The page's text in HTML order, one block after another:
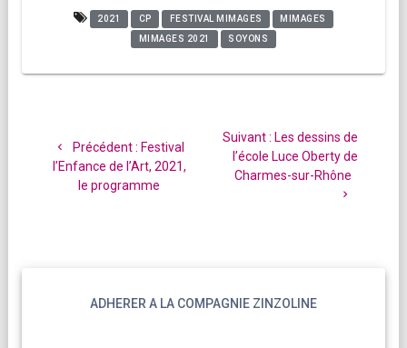
2021 CP FESTIVAL MIMAGES
MIMAGES
MIMAGES 2021
SOYONS
l’article
Précédent : Article
précédent
:
Festival
l’Enfance de l’Art, 2021,
le programme
Suivant : Article
suivant
:
Les dessins de
l’école Luce Oberty de
Charmes-sur-Rhône
ADHERER A LA COMPAGNIE ZINZOLINE